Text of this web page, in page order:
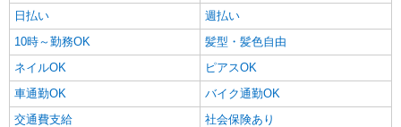
日払い
週払い
10時～勤務OK
髪型・髪色自由
ネイルOK
ピアスOK
車通勤OK
バイク通勤OK
交通費支給
社会保険あり